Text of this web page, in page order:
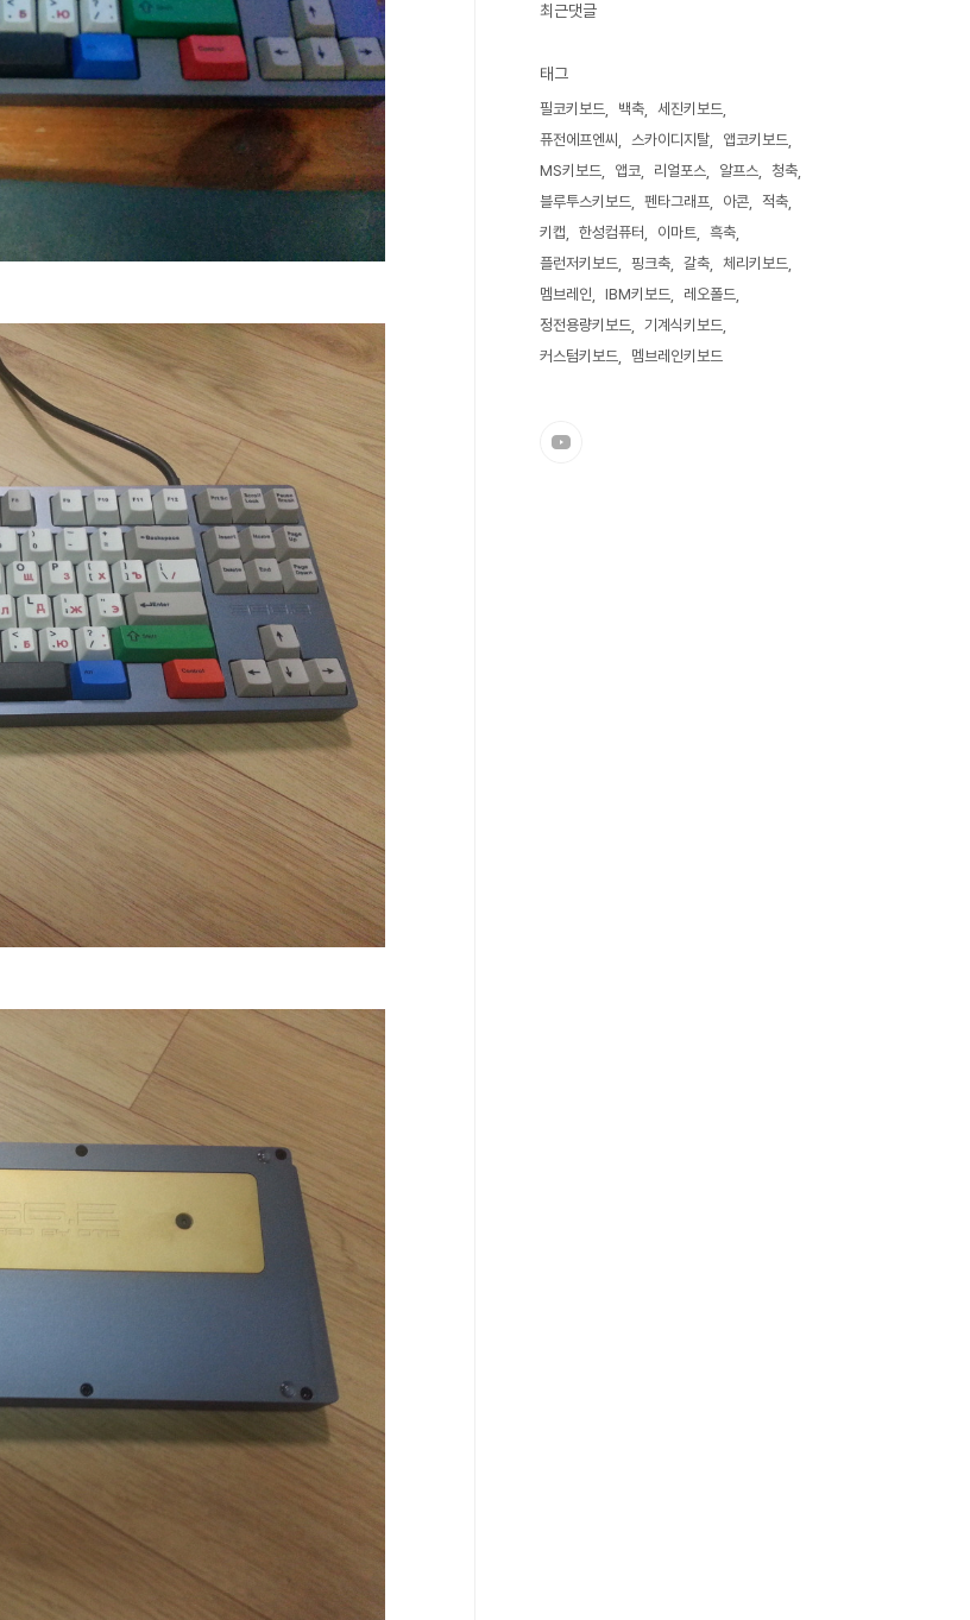
최근댓글
태그
필코키보드 백축
세진키보드
퓨전에프엔씨
스카이디지탈
앱코키보드
MS키보드
앱코 리얼포스 알프스
청축
블루투스키보드
펜타그래프 아콘
적축
키캡
한성컴퓨터 이마트
흑축
플런저키보드
핑크축 갈축
체리키보드
멤브레인
IBM키보드
레오폴드
정전용량키보드
기계식키보드
커스텀키보드
멤브레인키보드